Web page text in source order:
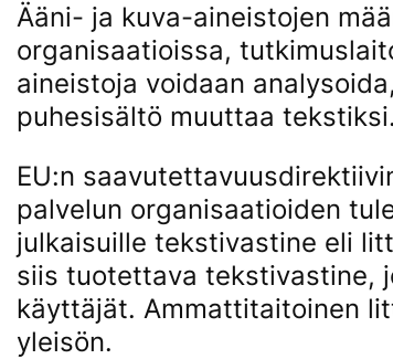
Ääni- ja kuva-aineistojen
organisaatioissa,
aineistoja voidaan
puhesisältö muuttaa tekstiksi.
EU:n
palvelun organisaatioiden
julkaisuille tekstivastine eli
siis tuotettava tekstivastine,
käyttäjät. Ammattitaitoinen
yleisön.